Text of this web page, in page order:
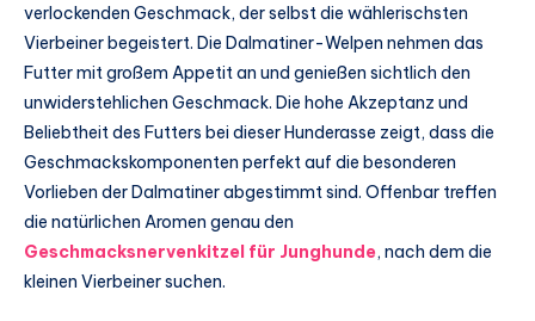
verlockenden Geschmack, der selbst die wählerischsten
Vierbeiner begeistert. Die Dalmatiner-Welpen nehmen das
Futter mit großem Appetit an und genießen sichtlich den
unwiderstehlichen Geschmack. Die hohe Akzeptanz und
Beliebtheit des Futters bei dieser Hunderasse zeigt, dass die
Geschmackskomponenten perfekt auf die besonderen
Vorlieben der Dalmatiner abgestimmt sind. Offenbar treffen
die natürlichen Aromen genau den
Geschmacksnervenkitzel für Junghunde, nach dem die
kleinen Vierbeiner suchen.